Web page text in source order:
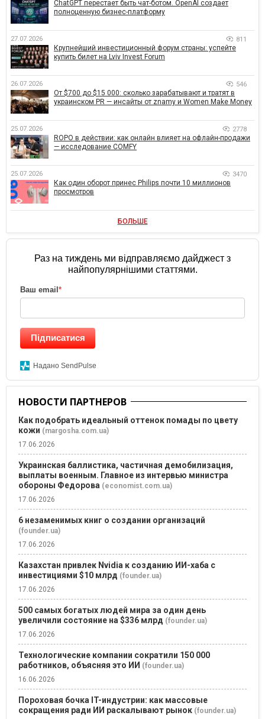
ChatGPT перестает быть чат-ботом. OpenAI создает
полноценную бизнес-платформу
27.07.2026 811
Крупнейший инвестиционный форум страны: успейте
купить билет на Lviv Invest Forum
26.07.2026 546
От $700 до $15 000: сколько зарабатывают и тратят в
украинском PR — инсайты от znamy и Women Make Money
25.07.2026 2778
ROPO в действии: как онлайн влияет на офлайн-продажи
— исследование COMFY
25.07.2026 3470
Как один оборот принес Philips почти 10 миллионов
просмотров
БОЛЬШЕ
Раз на тиждень ми відправляємо дайджест з
найпопулярнішими статтями.
Ваш email *
Підписатися
Надано SendPulse
НОВОСТИ ПАРТНЕРОВ
Как подобрать идеальный оттенок помады по цвету
кожи (margosha.com.ua)
17.06.2026
Украинская баллистика, частичная демобилизация,
выплаты военным. Главное из интервью министра
обороны Федорова (economist.com.ua)
17.06.2026
6 незаменимых книг о создании организаций
(founder.ua)
17.06.2026
Казахстан привлек Nvidia к созданию ИИ-хаба с
инвестициями $10 млрд (founder.ua)
17.06.2026
500 самых богатых людей мира за один день
увеличили состояние на $336 млрд (founder.ua)
17.06.2026
Технологические компании сократили 150 000
работников, объясняя это ИИ (founder.ua)
16.06.2026
Пороховая бочка IT-индустрии: как массовые
сокращения ради ИИ раскалывают рынок (founder.ua)